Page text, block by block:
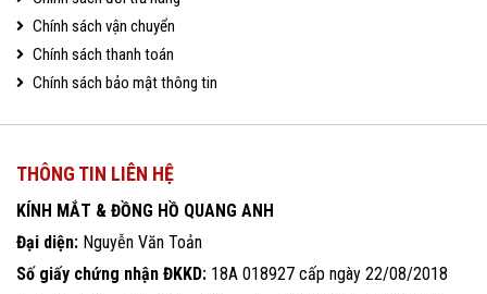
Chính sách vận chuyển
Chính sách thanh toán
Chính sách bảo mật thông tin
THÔNG TIN LIÊN HỆ
KÍNH MẮT & ĐỒNG HỒ QUANG ANH
Đại diện: Nguyễn Văn Toản
Số giấy chứng nhận ĐKKD: 18A 018927 cấp ngày 22/08/2018